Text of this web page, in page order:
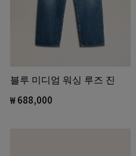
블루 미디엄 워싱 루즈 진
₩ 688,000